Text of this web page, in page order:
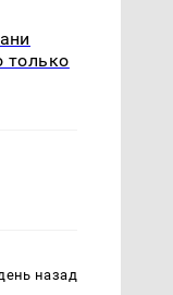
только
назад